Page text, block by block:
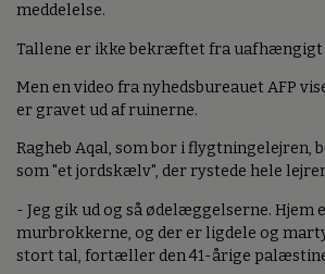
meddelelse.
Tallene er ikke bekræftet fra uafhængigt
Men en video fra nyhedsbureauet AFP
er gravet ud af ruinerne.
Ragheb Aqal, som bor i flygtningelejren,
som "et jordskælv", der rystede hele
- Jeg gik ud og så ødelæggelserne. Hjem
murbrokkerne, og der er ligdele og
stort tal, fortæller den 41-årige